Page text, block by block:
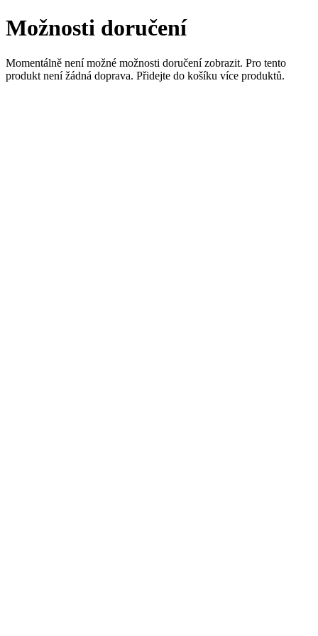
Možnosti doručení
Momentálně není možné možnosti doručení zobrazit. Pro tento
produkt není žádná doprava. Přidejte do košíku více produktů.